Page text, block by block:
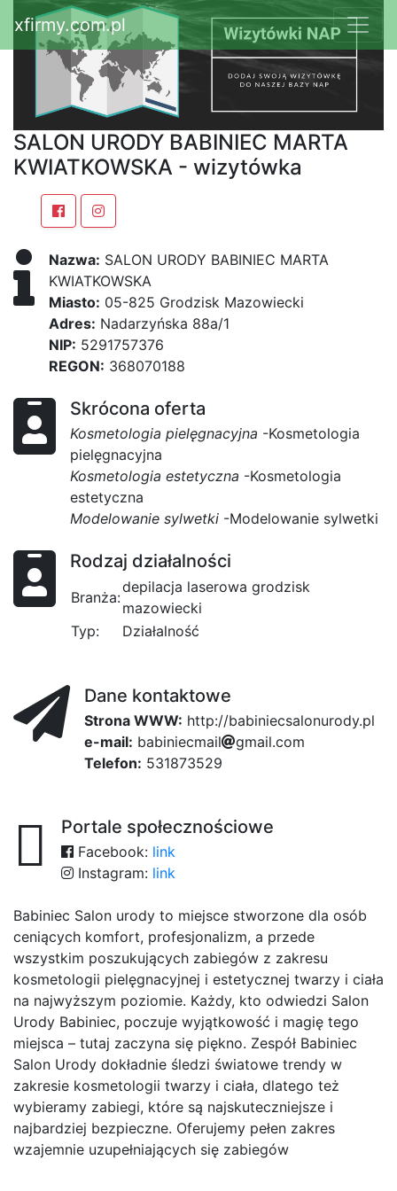
xfirmy.com.pl
SALON URODY BABINIEC MARTA
KWIATKOWSKA - wizytówka
Nazwa: SALON URODY BABINIEC MARTA
KWIATKOWSKA
Miasto: 05-825 Grodzisk Mazowiecki
Adres: Nadarzyńska 88a/1
NIP: 5291757376
REGON: 368070188
Skrócona oferta
Kosmetologia pielęgnacyjna -Kosmetologia
pielęgnacyjna
Kosmetologia estetyczna -Kosmetologia
estetyczna
Modelowanie sylwetki -Modelowanie sylwetki
Rodzaj działalności
Branża:
depilacja laserowa grodzisk
mazowiecki
Typ:
Działalność
Dane kontaktowe
Strona WWW: http://babiniecsalonurody.pl
e-mail: 1af
babiniecmail g5a
m3ef
ai9
l.com
Telefon: 531873529
Portale społecznościowe
Facebook: link
Instagram: link
Babiniec Salon urody to miejsce stworzone dla osób
ceniących komfort, profesjonalizm, a przede
wszystkim poszukujących zabiegów z zakresu
kosmetologii pielęgnacyjnej i estetycznej twarzy i ciała
na najwyższym poziomie. Każdy, kto odwiedzi Salon
Urody Babiniec, poczuje wyjątkowość i magię tego
miejsca – tutaj zaczyna się piękno. Zespół Babiniec
Salon Urody dokładnie śledzi światowe trendy w
zakresie kosmetologii twarzy i ciała, dlatego też
wybieramy zabiegi, które są najskuteczniejsze i
najbardziej bezpieczne. Oferujemy pełen zakres
wzajemnie uzupełniających się zabiegów